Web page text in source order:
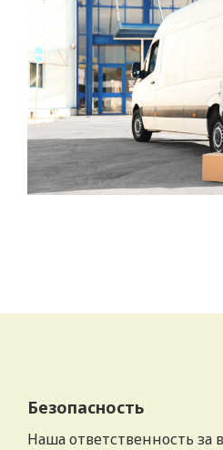
Безопасность
Наша ответственность за